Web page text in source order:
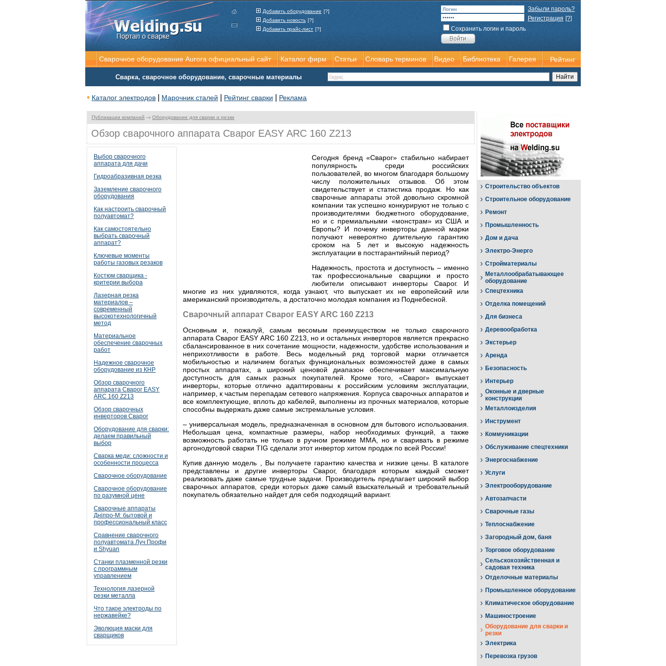
Публикации компаний Оборудование для сварки и резки
Обзор сварочного аппарата Сварог EASY ARC 160 Z213
Выбор сварочного
аппарата для дачи
Гидроабразивная резка
Заземление сварочного
оборудования
Как настроить сварочный
полуавтомат?
Как самостоятельно
выбрать сварочный
аппарат?
Ключевые моменты
работы газовых резаков
Костюм сварщика -
критерии выбора
Лазерная резка
материалов –
современный
высокотехнологичный
метод
Материальное
обеспечение сварочных
работ
Надежное сварочное
оборудование из КНР
Обзор сварочного
аппарата Сварог EASY
ARC 160 Z213
Обзор сварочных
инверторов Сварог
Оборудование для сварки:
делаем правильный
выбор
Сварка меди: сложности и
особенности процесса
Сварочное оборудование
Сварочное оборудование
по разумной цене
Сварочные аппараты
Дніпро-М: бытовой и
профессиональный класс
Сравнение сварочного
полуавтомата Луч Профи
и Shyuan
Станки плазменной резки
с программным
управлением
Технология лазерной
резки металла
Что такое электроды по
нержавейке?
Эволюция маски для
сварщиков
Сегодня бренд «Сварог» стабильно набирает
популярность среди российских
пользователей, во многом благодаря большому
числу положительных отзывов. Об этом
свидетельствует и статистика продаж. Но как
сварочные аппараты этой довольно скромной
компании так успешно конкурируют не только с
производителями бюджетного оборудование,
но и с премиальными «монстрам» из США и
Европы? И почему инверторы данной марки
получают невероятно длительную гарантию
сроком на 5 лет и высокую надежность
эксплуатации в постгарантийный период?
Надежность, простота и доступность – именно
так профессиональные сварщики и просто
любители описывают инверторы Сварог. И
многие из них удивляются, когда узнают, что выпускает их не европейский или
американский производитель, а достаточно молодая компания из Поднебесной.
Сварочный аппарат Сварог EASY ARC 160 Z213
Основным и, пожалуй, самым весомым преимуществом не только сварочного
аппарата Сварог EASY ARC 160 Z213, но и остальных инверторов является прекрасно
сбалансированное в них сочетание мощности, надежности, удобстве использования и
неприхотливости в работе. Весь модельный ряд торговой марки отличается
мобильностью и наличием богатых функциональных возможностей даже в самых
простых аппаратах, а широкий ценовой диапазон обеспечивает максимальную
доступность для самых разных покупателей. Кроме того, «Сварог» выпускает
инверторы, которые отлично адаптированы к российским условиям эксплуатации,
например, к частым перепадам сетевого напряжения. Корпуса сварочных аппаратов и
все комплектующие, вплоть до кабелей, выполнены из прочных материалов, которые
способны выдержать даже самые экстремальные условия.
– универсальная модель, предназначенная в основном для бытового использования.
Небольшая цена, компактные размеры, набор необходимых функций, а также
возможность работать не только в ручном режиме MMA, но и сваривать в режиме
аргонодуговой сварки TIG сделали этот инвертор хитом продаж по всей России!
Купив данную модель , Вы получаете гарантию качества и низкие цены. В каталоге
представлены и другие инверторы Сварог, благодаря которым каждый сможет
реализовать даже самые трудные задачи. Производитель предлагает широкий выбор
сварочных аппаратов, среди которых даже самый взыскательный и требовательный
покупатель обязательно найдет для себя подходящий вариант.
› Строительство объектов
› Строительное оборудование
› Ремонт
› Промышленность
› Дом и дача
› Электро-Энерго
› Стройматериалы
› Металлообрабатывающее
оборудование
› Спецтехника
› Отделка помещений
› Для бизнеса
› Деревообработка
› Экстерьер
› Аренда
› Безопасность
› Интерьер
› Оконные и дверные
конструкции
› Металлоизделия
› Инструмент
› Коммуникации
› Обслуживание спецтехники
› Энергоснабжение
› Услуги
› Электрооборудование
› Автозапчасти
› Сварочные газы
› Теплоснабжение
› Загородный дом, баня
› Торговое оборудование
› Сельскохозяйственная и
садовая техника
› Отделочные материалы
› Промышленное оборудование
› Климатическое оборудование
› Машиностроение
› Оборудование для сварки и
резки
› Электрика
› Перевозка грузов
Сварочное оборудование Aurora официальный сайт Каталог фирм Статьи Словарь терминов Видео Библиотека Галерея Рейтинг
Сварка, сварочное оборудование, сварочные материалы
• Каталог электродов Марочник сталей Рейтинг сварки Реклама
Добавить оборудование [?]
Добавить новость [?]
Добавить прайс-лист [?]
Забыли пароль?
Регистрация [?]
Сохранить логин и пароль